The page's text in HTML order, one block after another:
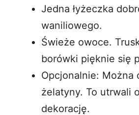
Jedna łyżeczka
waniliowego.
Świeże owoce.
borówki pięknie się
Opcjonalnie: Można
żelatyny. To utrwali
dekorację.